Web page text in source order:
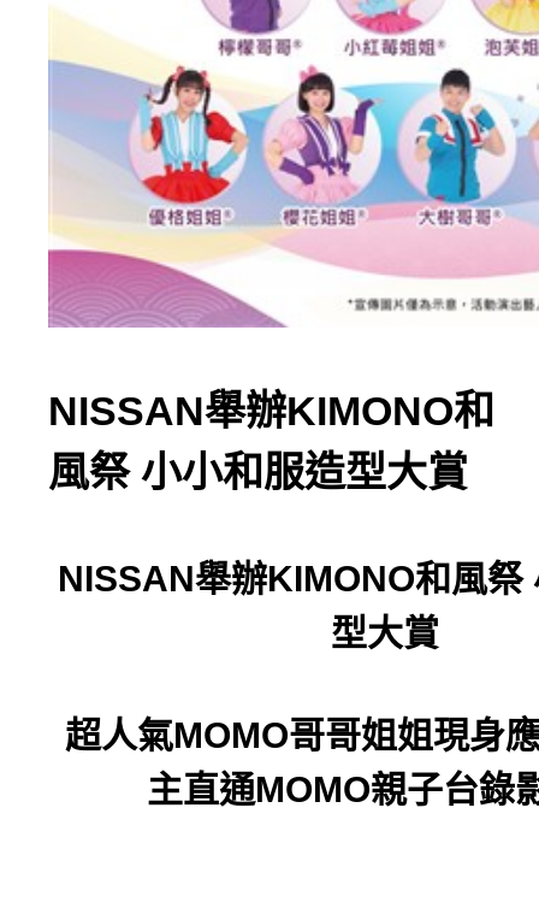
NISSAN舉辦KIMONO和
風祭 小小和服造型大賞
NISSAN舉辦KIMONO和風祭
型大賞
超人氣MOMO哥哥姐姐現身
主直通MOMO親子台錄